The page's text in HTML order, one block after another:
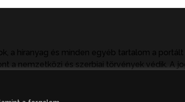
a híranyag és minden egyéb tartalom a
a nemzetközi és szerbiai törvények védik. A
lehetséges.